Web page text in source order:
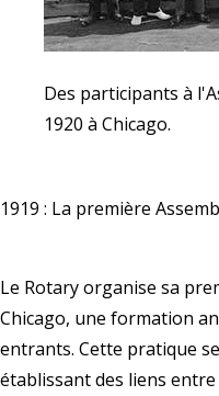
Des participants à
1920 à Chicago.
1919 : La première
Le Rotary organise sa
Chicago, une formation
entrants. Cette pratique
établissant des liens